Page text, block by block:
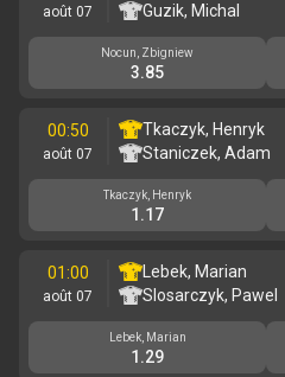
août 07
Guzik, Michal
Nocun, Zbigniew
3.85
00:50
août 07
Tkaczyk, Henryk
Staniczek, Adam
Tkaczyk, Henryk
1.17
01:00
août 07
Lebek, Marian
Slosarczyk, Pawel
Lebek, Marian
1.29